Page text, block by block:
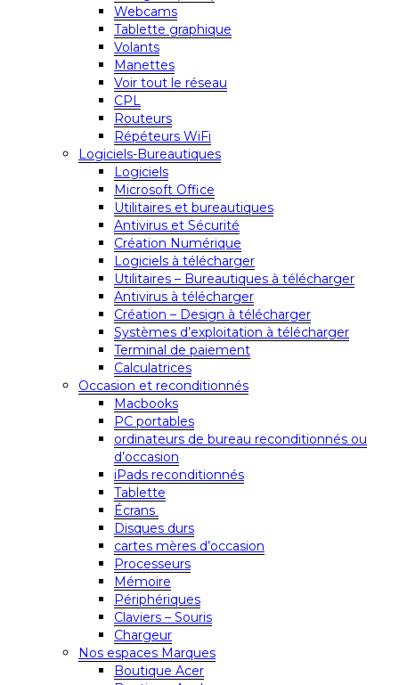
Webcams
Tablette graphique
Volants
Manettes
Voir tout le réseau
CPL
Routeurs
Répéteurs WiFi
Logiciels-Bureautiques
Logiciels
Microsoft Office
Utilitaires et bureautiques
Antivirus et Sécurité
Création Numérique
Logiciels à télécharger
Utilitaires – Bureautiques à télécharger
Antivirus à télécharger
Création – Design à télécharger
Systèmes d’exploitation à télécharger
Terminal de paiement
Calculatrices
Occasion et reconditionnés
Macbooks
PC portables
ordinateurs de bureau reconditionnés ou
d’occasion
iPads reconditionnés
Tablette
Écrans
Disques durs
cartes mères d’occasion
Processeurs
Mémoire
Périphériques
Claviers – Souris
Chargeur
Nos espaces Marques
Boutique Acer